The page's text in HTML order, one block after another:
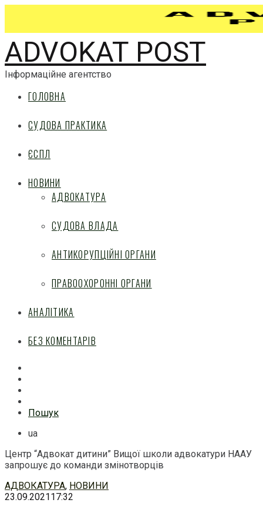
ADVOKAT POST
Інформаційне агентство
ГОЛОВНА
СУДОВА ПРАКТИКА
ЄСПЛ
НОВИНИ
АДВОКАТУРА
СУДОВА ВЛАДА
АНТИКОРУПЦІЙНІ ОРГАНИ
ПРАВООХОРОННІ ОРГАНИ
АНАЛІТИКА
БЕЗ КОМЕНТАРІВ
Пошук
ua
Центр “Адвокат дитини” Вищої школи адвокатури НААУ
запрошує до команди змінотворців
Перейти
до
АДВОКАТУРА, НОВИНИ
23.09.202117:32